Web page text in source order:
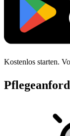
Kostenlos starten.